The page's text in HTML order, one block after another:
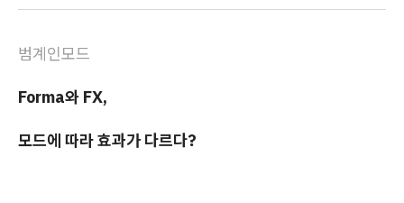
범계인모드
Forma와 FX,
모드에 따라 효과가 다르다?